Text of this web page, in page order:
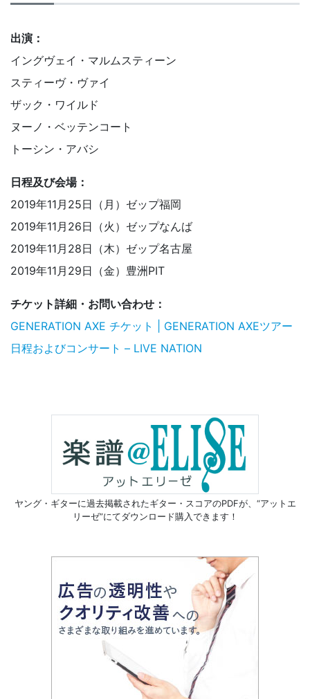
出演：
イングヴェイ・マルムスティーン
スティーヴ・ヴァイ
ザック・ワイルド
ヌーノ・ベッテンコート
トーシン・アバシ
日程及び会場：
2019年11月25日（月）ゼップ福岡
2019年11月26日（火）ゼップなんば
2019年11月28日（木）ゼップ名古屋
2019年11月29日（金）豊洲PIT
チケット詳細・お問い合わせ：
GENERATION AXE チケット | GENERATION AXEツアー
日程およびコンサート – LIVE NATION
ヤング・ギターに過去掲載されたギター・スコアのPDFが、 “アットエ
リーゼ”にてダウンロード購入できます！